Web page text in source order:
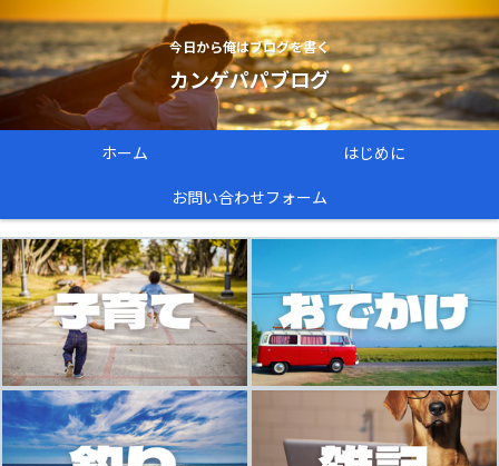
今日から俺はブログを書く
カンゲパパブログ
ホーム
はじめに
お問い合わせフォーム